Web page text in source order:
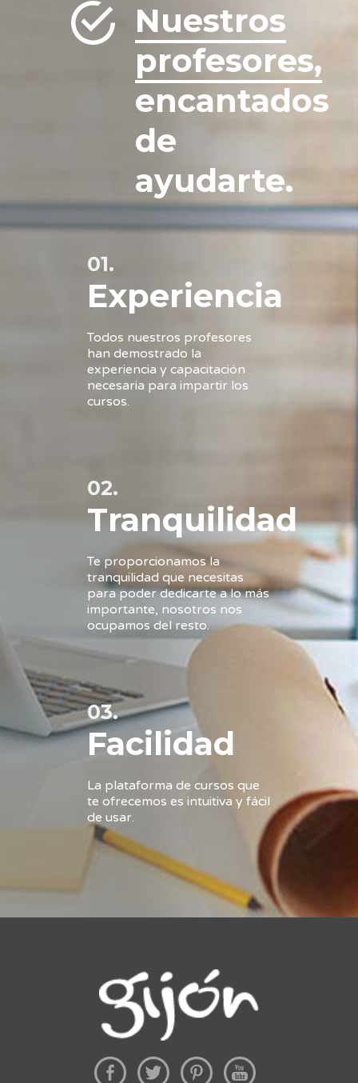
Nuestros
profesores,
encantados
de
ayudarte.
01.
Experiencia
Todos nuestros profesores
han demostrado la
experiencia y capacitación
necesaria para impartir los
cursos.
02.
Tranquilidad
Te proporcionamos la
tranquilidad que necesitas
para poder dedicarte a lo más
importante, nosotros nos
ocupamos del resto.
03.
Facilidad
La plataforma de cursos que
te ofrecemos es intuitiva y fácil
de usar.